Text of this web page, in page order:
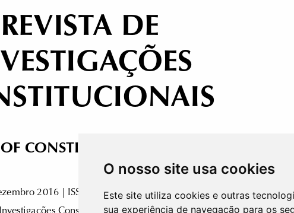
O nosso site usa cookies
Este site utiliza cookies e outras
sua experiência de navegação para os